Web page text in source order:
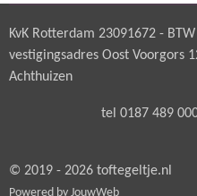
KvK Rotterdam 23091672 -
vestigingsadres Oost Voorgors
Achthuizen
tel 0187 489
© 2019 - 2026 toftegeltje.nl
Powered by JouwWeb